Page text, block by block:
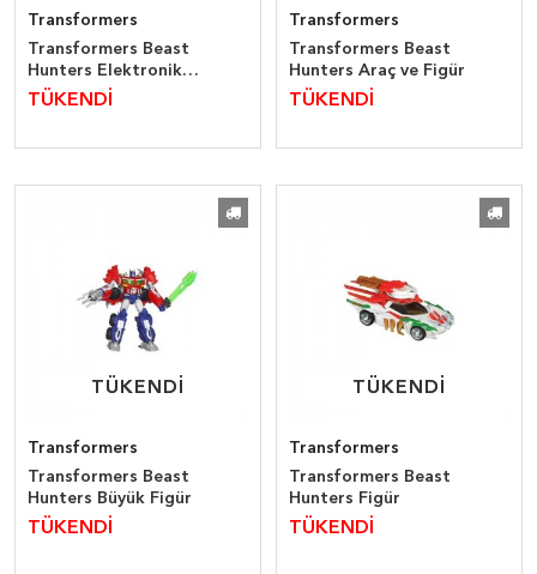
Transformers
Transformers Beast
Hunters Elektronik
Predaking
TÜKENDİ
Transformers
Transformers Beast
Hunters Araç ve Figür
TÜKENDİ
TÜKENDİ
TÜKENDİ
Transformers
Transformers Beast
Hunters Büyük Figür
TÜKENDİ
TÜKENDİ
TÜKENDİ
Transformers
Transformers Beast
Hunters Figür
TÜKENDİ